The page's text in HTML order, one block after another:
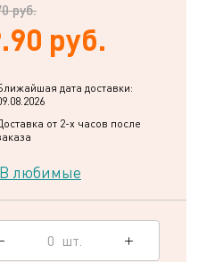
руб.
руб.
дата доставки:
от 2-х часов после
В любимые
0 шт.